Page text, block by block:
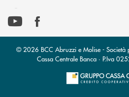
© 2026 BCC Abruzzi e Molise - Società
Cassa Centrale Banca · P.Iva